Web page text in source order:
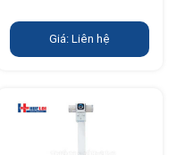
Giá: Liên hệ